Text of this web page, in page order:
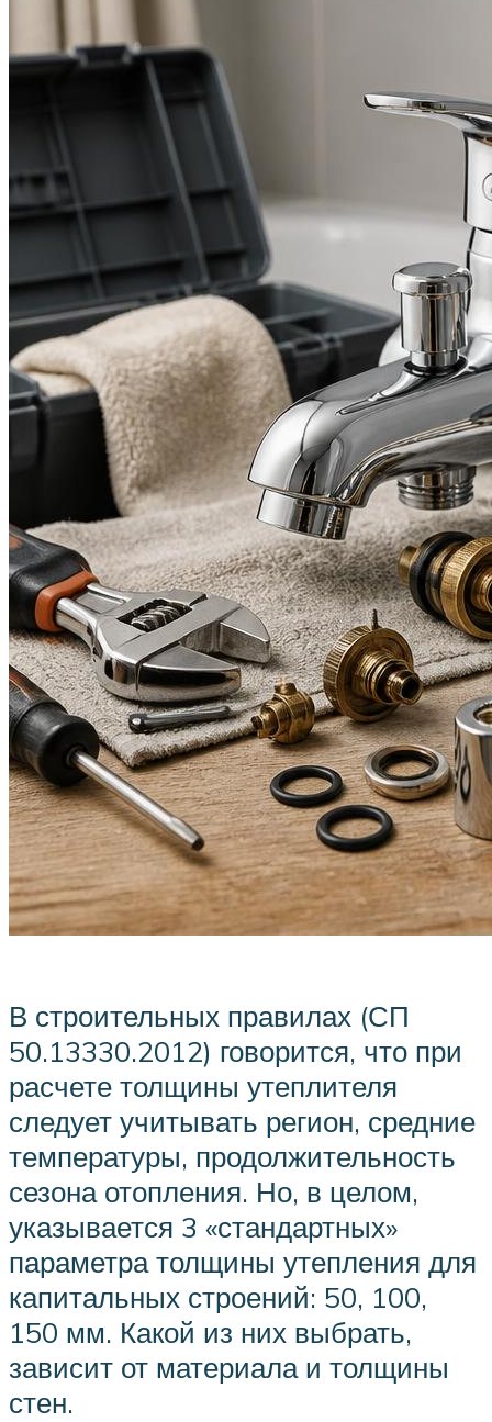
В строительных правилах (СП
50.13330.2012) говорится, что при
расчете толщины утеплителя
следует учитывать регион, средние
температуры, продолжительность
сезона отопления. Но, в целом,
указывается 3 «стандартных»
параметра толщины утепления для
капитальных строений: 50, 100,
150 мм. Какой из них выбрать,
зависит от материала и толщины
стен.